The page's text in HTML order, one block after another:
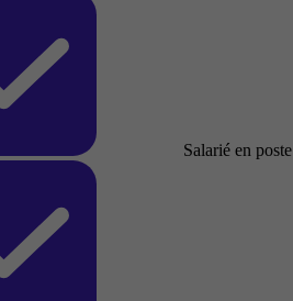
Salarié en poste